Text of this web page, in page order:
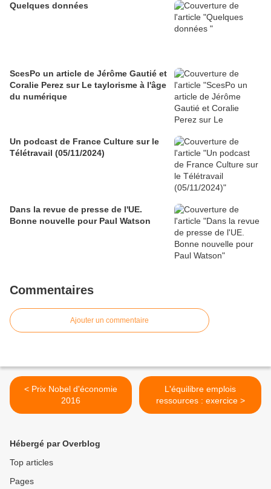
Quelques données
ScesPo un article de Jérôme Gautié et
Coralie Perez sur Le taylorisme à l'âge
du numérique
Un podcast de France Culture sur le
Télétravail (05/11/2024)
Dans la revue de presse de l'UE.
Bonne nouvelle pour Paul Watson
Commentaires
Ajouter un commentaire
< Prix Nobel d'économie
2016
L'équilibre emplois
ressources : exercice >
Hébergé par Overblog
Top articles
Pages